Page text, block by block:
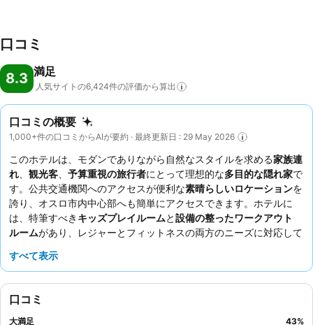
口コミ
8.3 満足
人気サイトの6,424件の評価から算出
口コミの概要
1,000+件の口コミからAIが要約 · 最終更新日 : 29 May 2026
このホテルは、モダンでありながら自然なスタイルを求める家族連
れ
観光客 予算重視の旅行者にとって理想的な多目的な隠れ家で
す。公共交通機関へのアクセスが便利な素晴らしいロケーションを
誇り、オスロ市内中心部へも簡単にアクセスできます。ホテルに
は、特筆すべき キッズプレイルームと設備の整ったワークアウト
ルームがあり、レジャーとフィットネスの両方のニーズに対応して
肢がある充実した質の高い朝食ビュッフェ
すべて表示
口コミ
大満足 43%